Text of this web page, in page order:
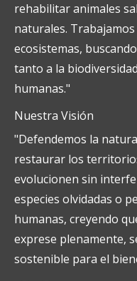
rehabilitar animales
naturales.
ecosistemas,
tanto a la
humanas."
Nuestra Visión
"Defendemos la
restaurar los
evolucionen sin
especies olvidadas o
humanas, creyendo
exprese plenamente,
sostenible para el